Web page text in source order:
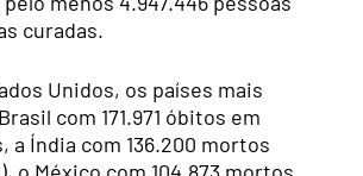
curadas.
Unidos, os países mais
com 171.971 óbitos em
a Índia com 136.200 mortos